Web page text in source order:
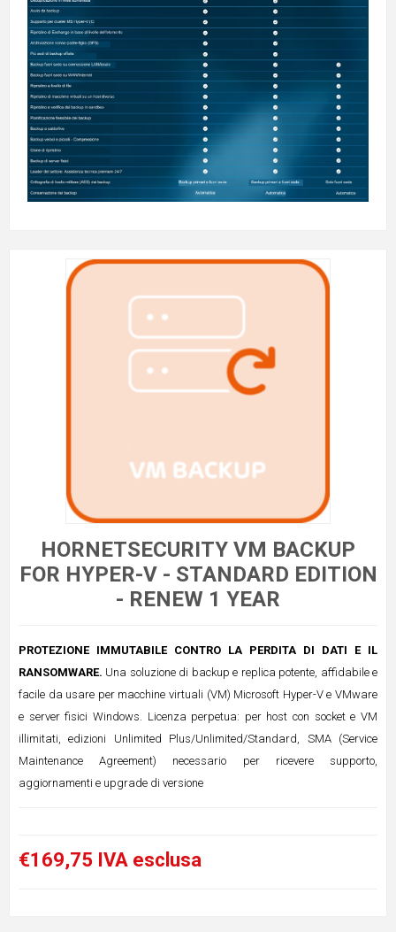
HORNETSECURITY VM BACKUP
FOR HYPER-V - STANDARD EDITION
- RENEW 1 YEAR
PROTEZIONE IMMUTABILE CONTRO LA PERDITA DI DATI E IL
RANSOMWARE. Una soluzione di backup e replica potente, affidabile e
facile da usare per macchine virtuali (VM) Microsoft Hyper-V e VMware
e server fisici Windows. Licenza perpetua: per host con socket e VM
illimitati, edizioni Unlimited Plus/Unlimited/Standard, SMA (Service
Maintenance Agreement) necessario per ricevere supporto,
aggiornamenti e upgrade di versione
€169,75 IVA esclusa